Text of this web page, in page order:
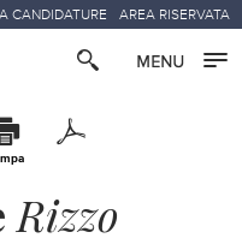
CANDIDATURE AREA RISERVATA
Rizzo